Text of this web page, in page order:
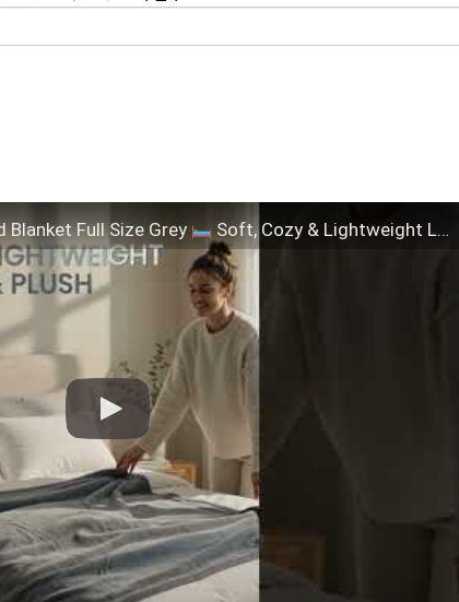
Blanket Full Size Grey Soft, Cozy & Lightweight Luxury Blanket.